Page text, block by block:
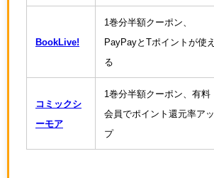
BookLive!
1巻分半額クーポン、
PayPayとTポイントが使え
る
コミックシ
ーモア
1巻分半額クーポン、有料
会員でポイント還元率アッ
プ